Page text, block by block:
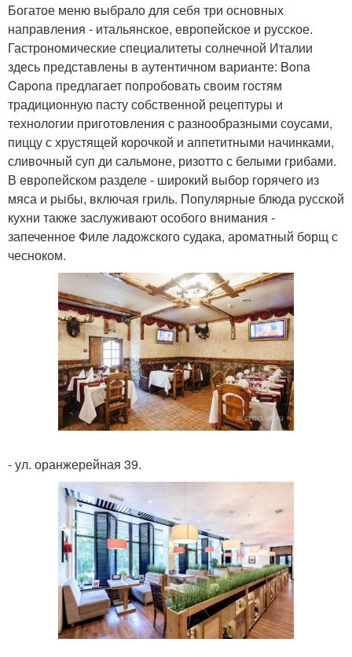
Богатое меню выбрало для себя три основных
направления - итальянское, европейское и русское.
Гастрономические специалитеты солнечной Италии
здесь представлены в аутентичном варианте: Bona
Capona предлагает попробовать своим гостям
традиционную пасту собственной рецептуры и
технологии приготовления с разнообразными соусами,
пиццу с хрустящей корочкой и аппетитными начинками,
сливочный суп ди сальмоне, ризотто с белыми грибами.
В европейском разделе - широкий выбор горячего из
мяса и рыбы, включая гриль. Популярные блюда русской
кухни также заслуживают особого внимания -
запеченное Филе ладожского судака, ароматный борщ с
чесноком.
- ул. оранжерейная 39.